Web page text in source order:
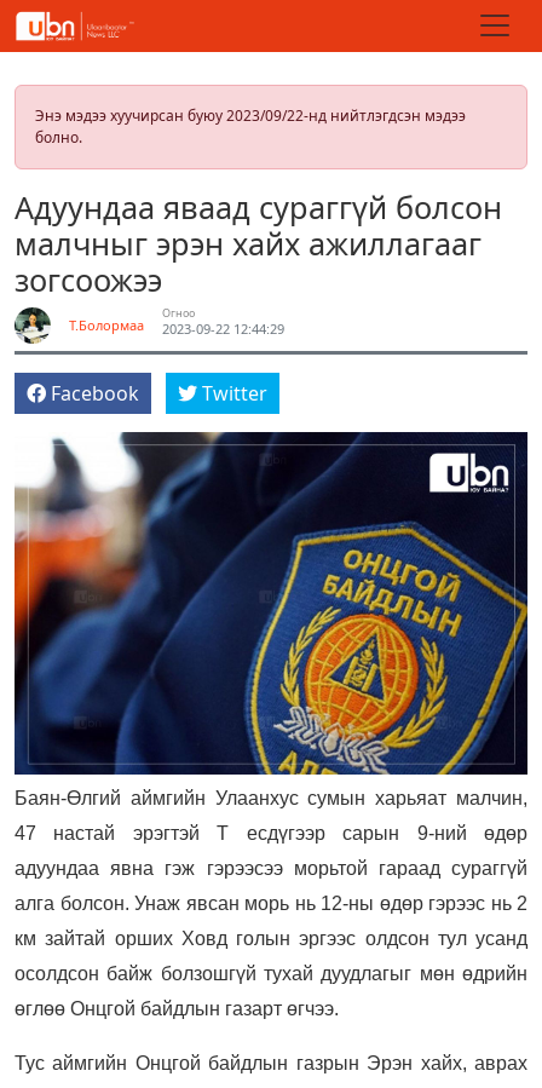
Энэ мэдээ хуучирсан буюу 2023/09/22-нд нийтлэгдсэн мэдээ
болно.
Адуундаа яваад сураггүй болсон
малчныг эрэн хайх ажиллагааг
зогсоожээ
Т.Болормаа
Огноо
2023-09-22 12:44:29
Facebook Twitter
Баян-Өлгий аймгийн Улаанхус сумын харьяат малчин,
47 настай эрэгтэй Т есдүгээр сарын 9-ний өдөр
адуундаа явна гэж гэрээсээ морьтой гараад сураггүй
алга болсон. Унаж явсан морь нь 12-ны өдөр гэрээс нь 2
км зайтай орших Ховд голын эргээс олдсон тул усанд
осолдсон байж болзошгүй тухай дуудлагыг мөн өдрийн
өглөө Онцгой байдлын газарт өгчээ.
Тус аймгийн Онцгой байдлын газрын Эрэн хайх, аврах